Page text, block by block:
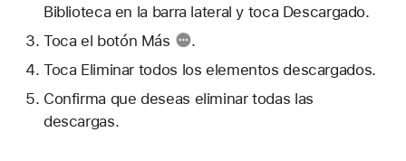
Biblioteca en la barra lateral y toca Descargado.
Tocael botón Más
.
Toca Eliminar todos los elementos descargados.
Confirma que deseas eliminar todas las
descargas.